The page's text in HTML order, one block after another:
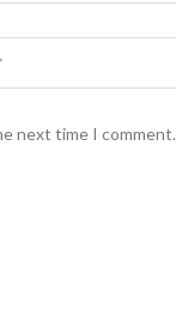
next time I comment.